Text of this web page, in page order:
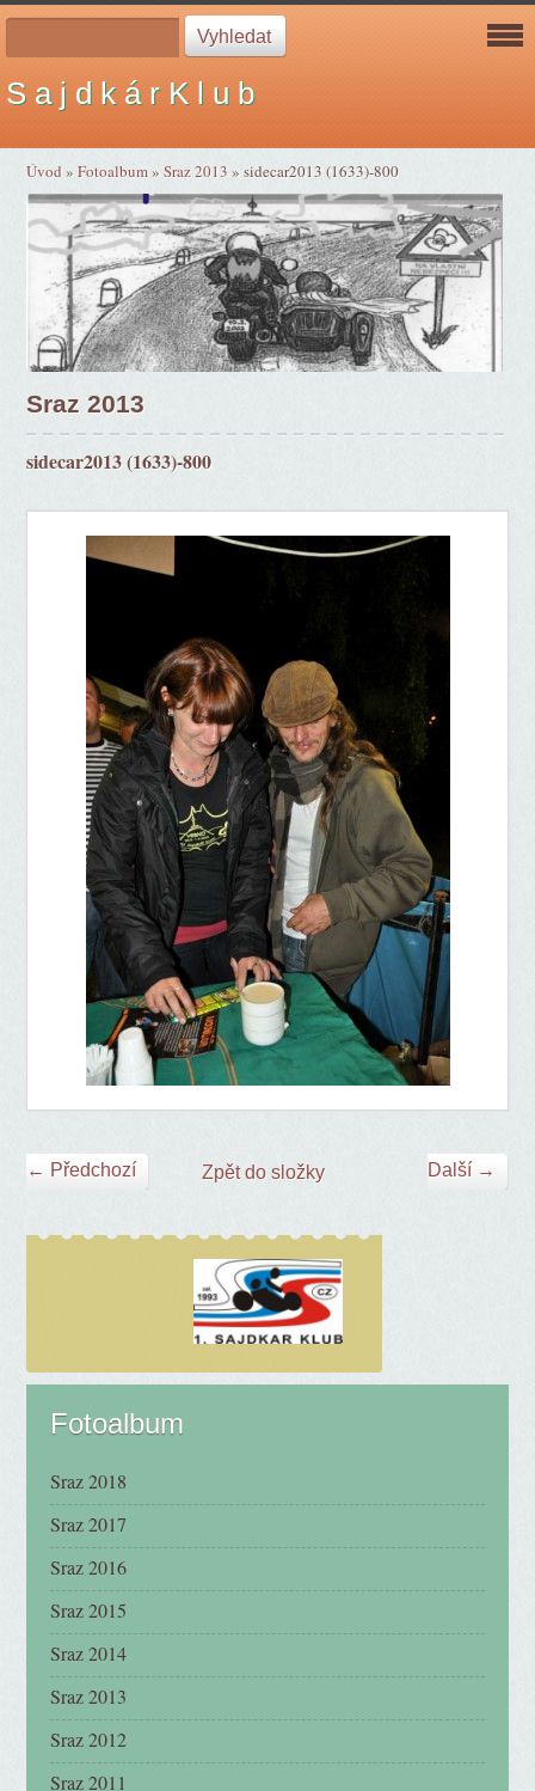
S a j d k á r K l u b
Úvod »Fotoalbum»Sraz 2013 »sidecar2013 (1633)-800
Sraz 2013
sidecar2013 (1633)-800
← Předchozí Další →
Zpět do složky
Fotoalbum
Sraz 2018
Sraz 2017
Sraz 2016
Sraz 2015
Sraz 2014
Sraz 2013
Sraz 2012
Sraz 2011